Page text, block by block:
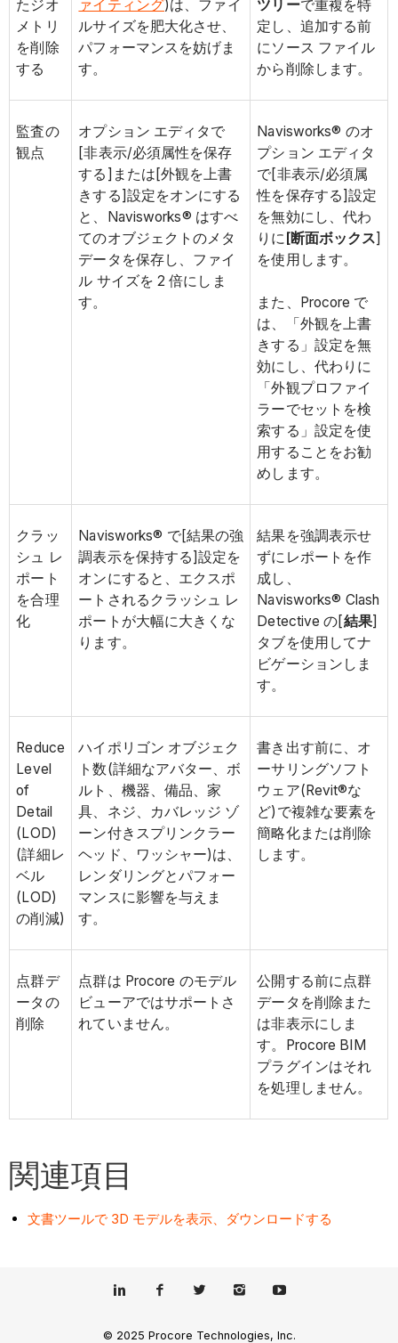
たジオ
メトリ
を削除
する
ァイティング)は、ファイ
ルサイズを肥大化させ、
パフォーマンスを妨げま
す。
ツリーで重複を特
定し、追加する前
にソース ファイル
から削除します。
監査の
観点
オプション エディタで
[非表示/必須属性を保存
する]または[外観を上書
きする]設定をオンにする
と、Navisworks® はすべ
てのオブジェクトのメタ
データを保存し、ファイ
ル サイズを 2 倍にしま
す。
Navisworks® のオ
プション エディタ
で[非表示/必須属
性を保存する]設定
を無効にし、代わ
りに [断面ボックス]
を使用します。
また、Procore で
は、「外観を上書
きする」設定を無
効にし、代わりに
「外観プロファイ
ラーでセットを検
索する」設定を使
用することをお勧
めします。
クラッ
シュ レ
ポート
を合理
化
Navisworks® で[結果の強
調表示を保持する]設定を
オンにすると、エクスポ
ートされるクラッシュ レ
ポートが大幅に大きくな
ります。
結果を強調表示せ
ずにレポートを作
成し、
Navisworks® Clash
Detective の[結果]
タブを使用してナ
ビゲーションしま
す。
Reduce
Level
of
Detail
(LOD)
(詳細レ
ベル
(LOD)
の削減)
ハイポリゴン オブジェク
ト数(詳細なアバター、ボ
ルト、機器、備品、家
具、ネジ、カバレッジ ゾ
ーン付きスプリンクラー
ヘッド、ワッシャー)は、
レンダリングとパフォー
マンスに影響を与えま
す。
書き出す前に、オ
ーサリングソフト
ウェア(Revit®な
ど)で複雑な要素を
簡略化または削除
します。
点群デ
ータの
削除
点群は Procore のモデル
ビューアではサポートさ
れていません。
公開する前に点群
データを削除また
は非表示にしま
す。Procore BIM
プラグインはそれ
を処理しません。
関連項目
文書ツールで 3D モデルを表示、ダウンロードする
© 2025 Procore Technologies, Inc.